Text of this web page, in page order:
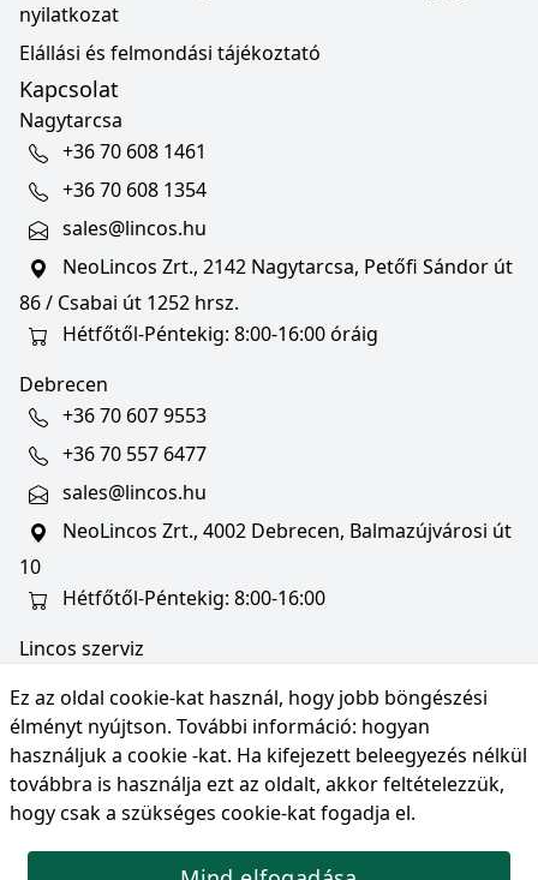
Ez az oldal cookie-kat használ, hogy jobb böngészési
élményt nyújtson. További információ: hogyan
használjuk a cookie -kat. Ha kifejezett beleegyezés nélkül
továbbra is használja ezt az oldalt, akkor feltételezzük,
hogy csak a szükséges cookie-kat fogadja el.
nyilatkozat
Elállási és felmondási tájékoztató
Kapcsolat
Nagytarcsa
+36 70 608 1461
+36 70 608 1354
sales@lincos.hu
NeoLincos Zrt., 2142 Nagytarcsa, Petőfi Sándor út
86 / Csabai út 1252 hrsz.
Hétfőtől-Péntekig: 8:00-16:00 óráig
Debrecen
+36 70 607 9553
+36 70 557 6477
sales@lincos.hu
NeoLincos Zrt., 4002 Debrecen, Balmazújvárosi út
10
Hétfőtől-Péntekig: 8:00-16:00
Lincos szerviz
NeoLincos Zrt., 4002 Debrecen, Balmazújvárosi út
10
Nyitvatartás: hétfő-péntek 8:00-16:00